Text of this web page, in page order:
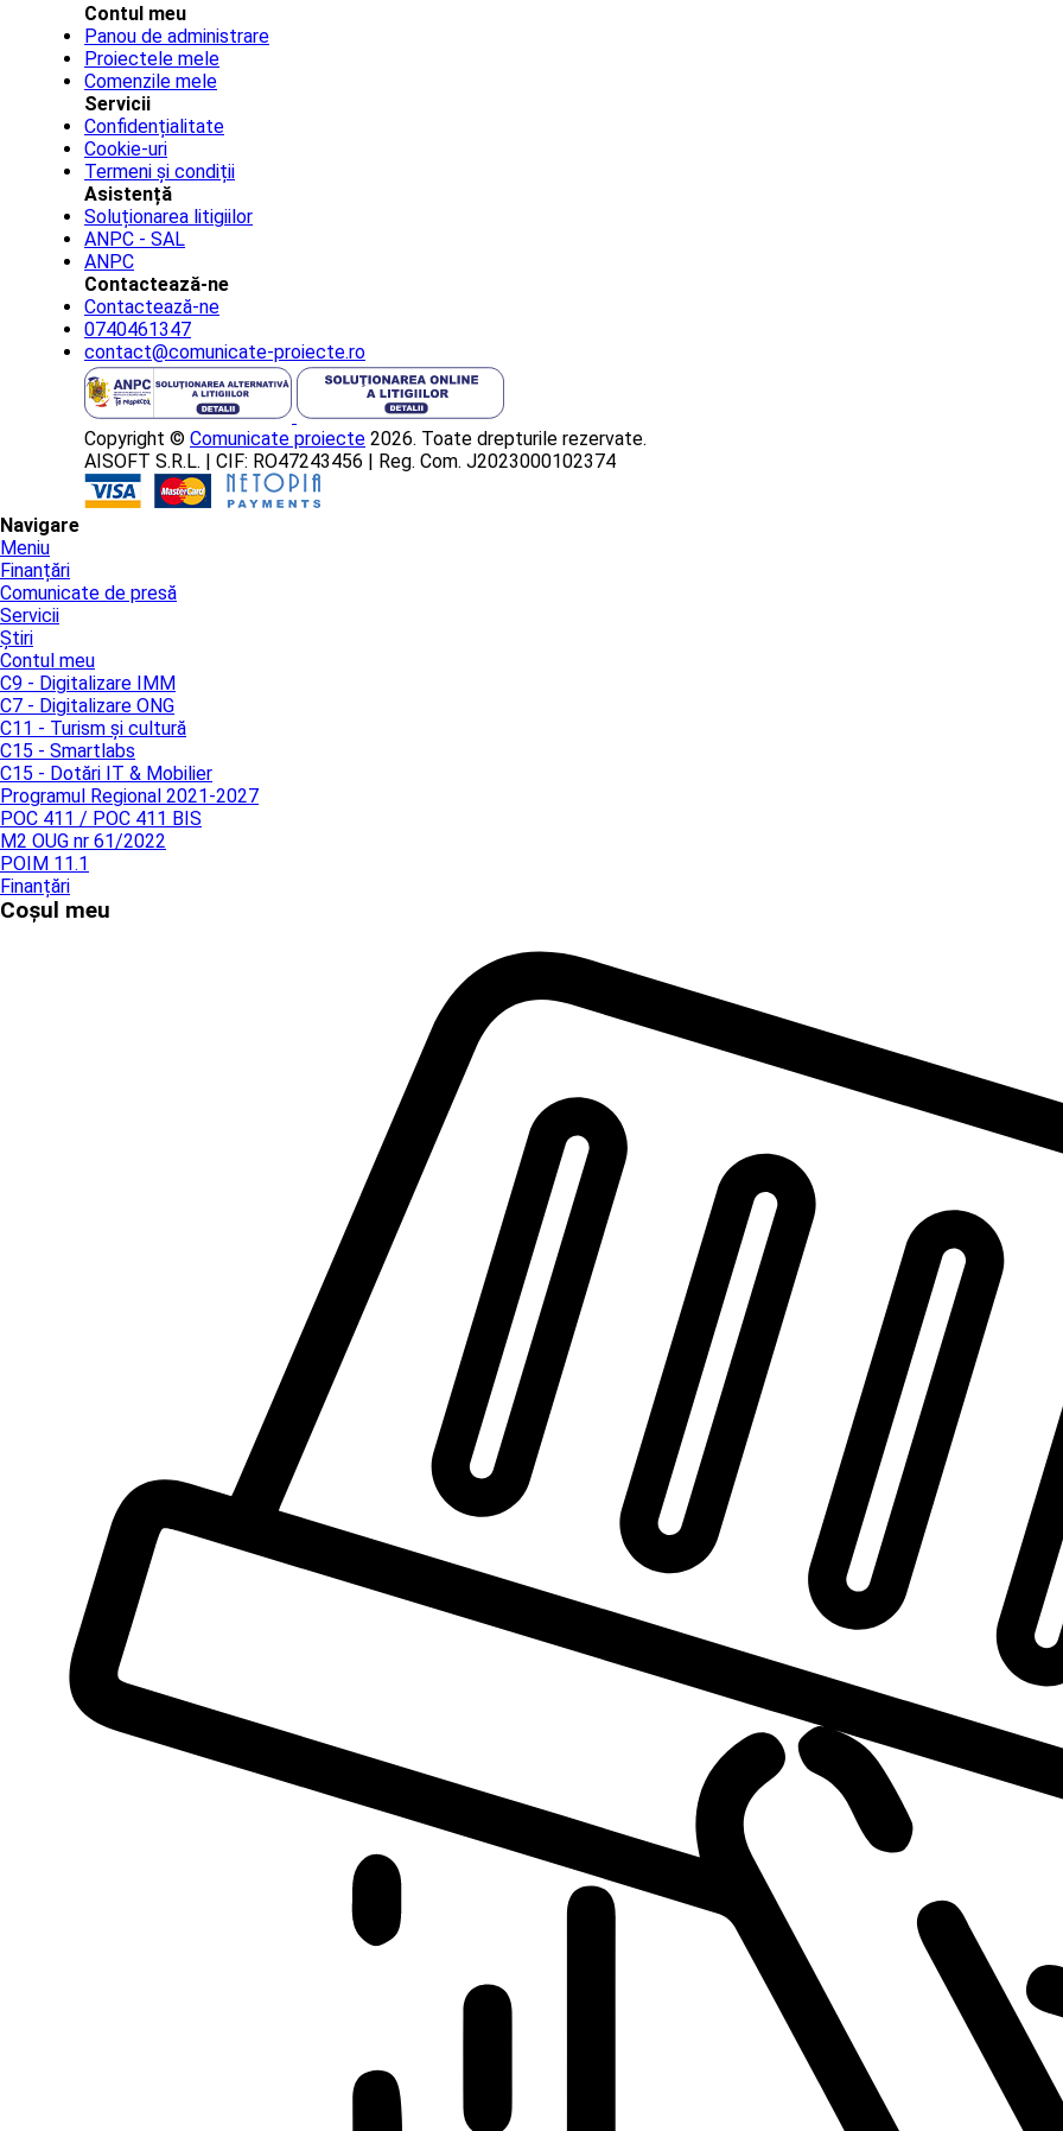
Contul meu
Panou de administrare
Proiectele mele
Comenzile mele
Servicii
Confidențialitate
Cookie-uri
Termeni și condiții
Asistență
Soluționarea litigiilor
ANPC - SAL
ANPC
Contactează-ne
Contactează-ne
0740461347
contact@comunicate-proiecte.ro
Copyright © Comunicate proiecte 2026. Toate drepturile rezervate.
AISOFT S.R.L. | CIF: RO47243456 | Reg. Com. J2023000102374
Navigare
Meniu
Finanțări
Comunicate de presă
Servicii
Știri
Contul meu
C9 - Digitalizare IMM
C7 - Digitalizare ONG
C11 - Turism și cultură
C15 - Smartlabs
C15 - Dotări IT & Mobilier
Programul Regional 2021-2027
POC 411 / POC 411 BIS
M2 OUG nr 61/2022
POIM 11.1
Finanțări
Coșul meu